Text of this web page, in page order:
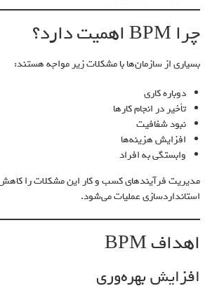
چرا BPM اهمیت دارد؟
بسیاری از سازمان‌ها با مشکلات زیر مواجه هستند:
دوباره کاری
تأخیر در انجام کارها
نبود شفافیت
افزایش هزینه‌ها
وابستگی به افراد
مدیریت فرآیندهای کسب و کار این مشکلات را
استانداردسازی عملیات می‌شود.
اهداف BPM
افزایش بهره‌وری